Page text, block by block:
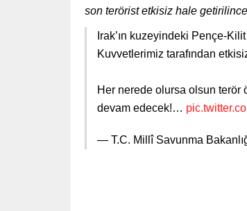
son terörist etkisiz hale
Irak’ın kuzeyindeki Pençe-
Kuvvetlerimiz tarafından
Her nerede olursa olsun
devam edecek!…
— T.C. Millî Savunma